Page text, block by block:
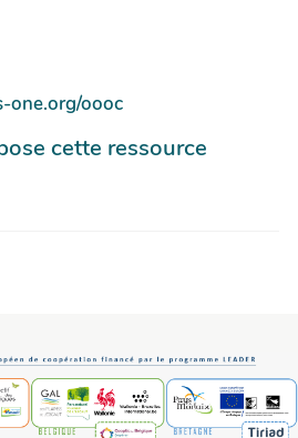
one.org/oooc
cette ressource